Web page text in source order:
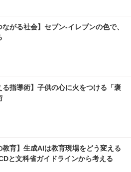
ながる社会】セブン‐イレブンの色で、
る指導術】子供の心に火をつける「褒
教育】生成AIは教育現場をどう変える
と文科省ガイドラインから考える